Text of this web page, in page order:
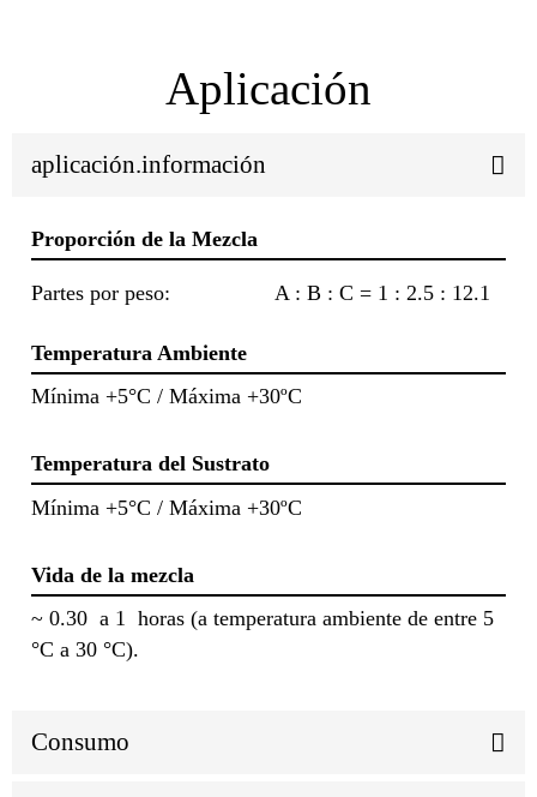
Aplicación
aplicación.información
Proporción de la Mezcla
Partes por peso: A : B : C = 1 : 2.5 : 12.1
Temperatura Ambiente
Mínima +5°C / Máxima +30ºC
Temperatura del Sustrato
Mínima +5°C / Máxima +30ºC
Vida de la mezcla
~ 0.30 a 1 horas (a temperatura ambiente de entre 5
°C a 30 °C).
Consumo